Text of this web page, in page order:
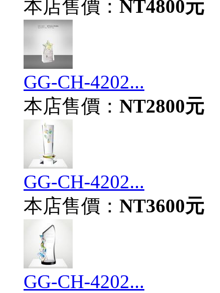
本店售價： NT4800元
GG-CH-4202...
本店售價： NT2800元
GG-CH-4202...
本店售價： NT3600元
GG-CH-4202...